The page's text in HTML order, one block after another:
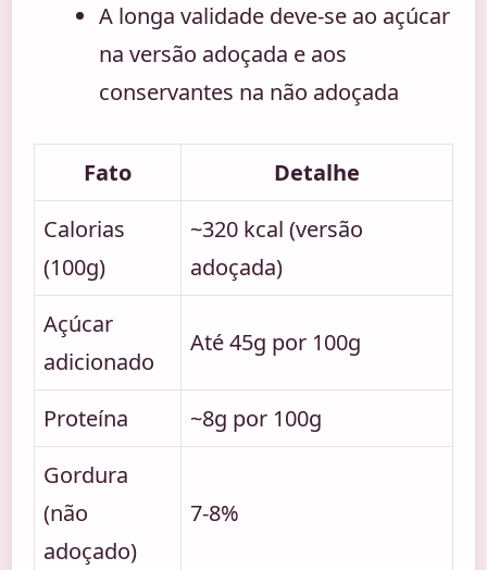
A longa validade deve-se ao açúcar
na versão adoçada e aos
conservantes na não adoçada
Fato
Detalhe
Calorias
(100g)
~320 kcal (versão
adoçada)
Açúcar
adicionado
Até 45g por 100g
Proteína
~8g por 100g
Gordura
(não
adoçado)
7-8%